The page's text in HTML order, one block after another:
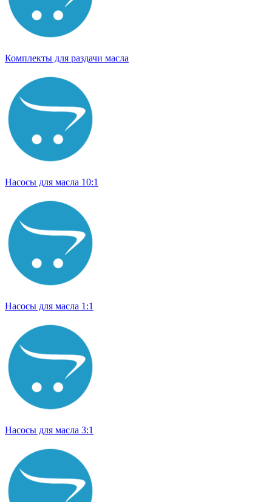
Комплекты для раздачи масла
Насосы для масла 10:1
Насосы для масла 1:1
Насосы для масла 3:1